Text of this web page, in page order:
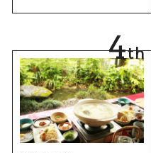
買えない限定品、女性
4th